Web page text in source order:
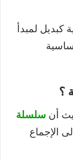
كبديل لمبدأ
؟
أن سلسلة
الإجماع